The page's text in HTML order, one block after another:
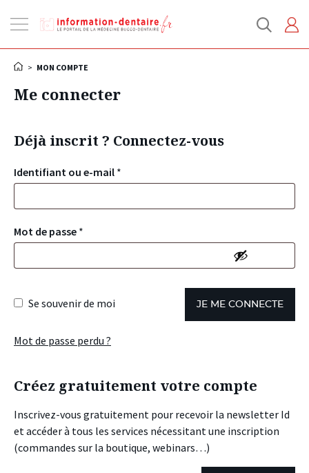
la
> MON COMPTE
Me connecter
Déjà inscrit ? Connectez-vous
Identifiant ou e-mail *
Mot de passe *
Se souvenir de moi JE ME CONNECTE
Mot de passe perdu ?
Créez gratuitement votre compte
Inscrivez-vous gratuitement pour recevoir la newsletter Id
et accéder à tous les services nécessitant une inscription
(commandes sur la boutique, webinars…)